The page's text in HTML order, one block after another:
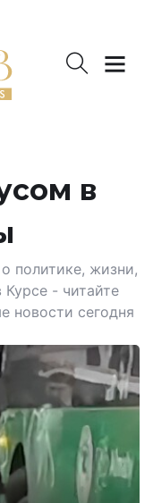
в
политике, жизни,
- читайте
новости сегодня